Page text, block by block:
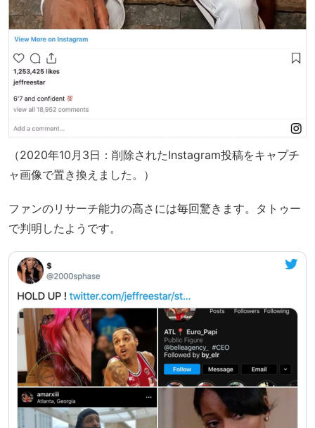
（2020年10月3日：削除されたInstagram投稿をキャプチ
ャ画像で置き換えました。）
ファンのリサーチ能力の高さには毎回驚きます。タトゥー
で判明したようです。